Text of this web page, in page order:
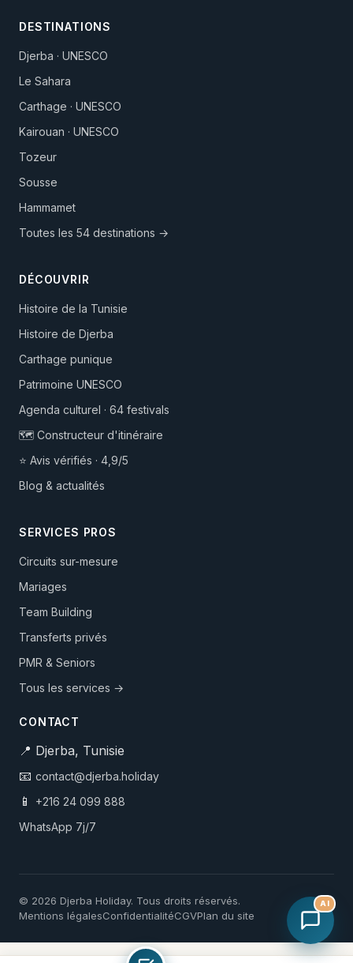
DESTINATIONS
Djerba · UNESCO
Le Sahara
Carthage · UNESCO
Kairouan · UNESCO
Tozeur
Sousse
Hammamet
Toutes les 54 destinations →
DÉCOUVRIR
Histoire de la Tunisie
Histoire de Djerba
Carthage punique
Patrimoine UNESCO
Agenda culturel · 64 festivals
🗺️ Constructeur d'itinéraire
⭐ Avis vérifiés · 4,9/5
Blog & actualités
SERVICES PROS
Circuits sur-mesure
Mariages
Team Building
Transferts privés
PMR & Seniors
Tous les services →
CONTACT
📍 Djerba, Tunisie
📧 contact@djerba.holiday
📱
+216 24 099 888
WhatsApp 7j/7
© 2026 Djerba Holiday. Tous droits réservés.
Mentions légalesConfidentialitéCGVPlan du site
AI